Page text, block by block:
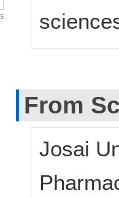
From
Josai